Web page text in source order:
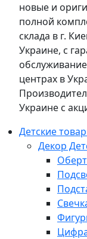
новые и
полной
склада в г.
Украине, с
центрах в
Украине с
Детские
Декор